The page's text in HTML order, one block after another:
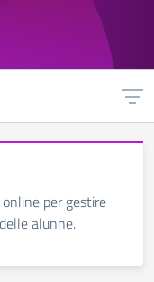
per gestire
alunne.